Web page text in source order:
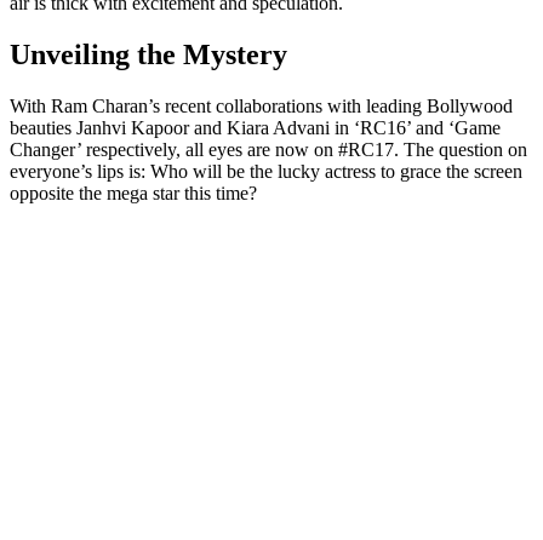
Unveiling the Mystery
With Ram Charan’s recent collaborations with leading Bollywood
beauties Janhvi Kapoor and Kiara Advani in ‘RC16’ and ‘Game
Changer’ respectively, all eyes are now on #RC17. The question on
everyone’s lips is: Who will be the lucky actress to grace the screen
opposite the mega star this time?